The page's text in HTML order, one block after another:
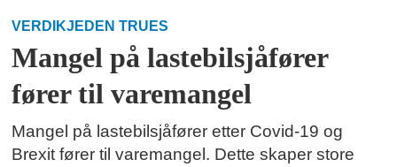
VERDIKJEDEN TRUES
Mangel på lastebilsjåfører
fører til varemangel
Mangel på lastebilsjåfører etter Covid-19 og
Brexit fører til varemangel. Dette skaper store